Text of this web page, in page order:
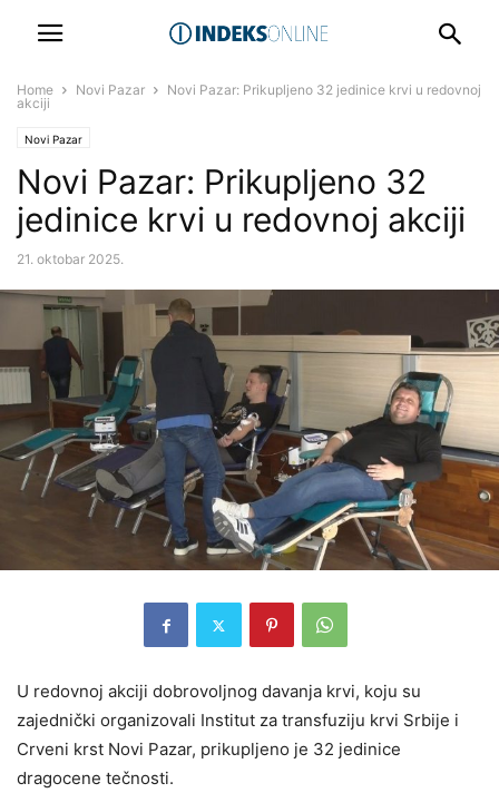
Home Novi Pazar
Novi Pazar: Prikupljeno 32 jedinice krvi u redovnoj
akciji
Novi Pazar
Novi Pazar: Prikupljeno 32
jedinice krvi u redovnoj akciji
21. oktobar 2025.
U redovnoj akciji dobrovoljnog davanja krvi, koju su
zajednički organizovali Institut za transfuziju krvi Srbije i
Crveni krst Novi Pazar, prikupljeno je 32 jedinice
dragocene tečnosti.